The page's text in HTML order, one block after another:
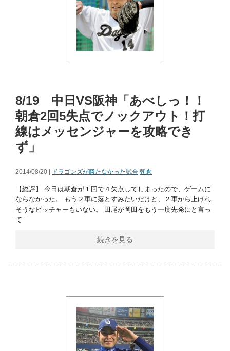
8/19 中日VS阪神「あべしっ！！
朝倉2回5失点でノックアウト！打
線はメッセンジャーを攻略でき
ず」
2014/08/20 | ドラゴンズが勝たなかった試合 朝倉
【総評】 今日は朝倉が１回で４失点してしまったので、ゲームに
ならなかった。 もう２軍に落とすみたいだけど、２軍から上げれ
そうなピッチャーもいない。 田尾が岡田をもう一度先発にと言っ
て
続きを見る